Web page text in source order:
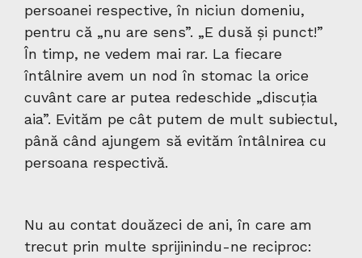
persoanei respective, în niciun domeniu,
pentru că „nu are sens”. „E dusă și punct!”
În timp, ne vedem mai rar. La fiecare
întâlnire avem un nod în stomac la orice
cuvânt care ar putea redeschide „discuția
aia”. Evităm pe cât putem de mult subiectul,
până când ajungem să evităm întâlnirea cu
persoana respectivă.
Nu au contat douăzeci de ani, în care am
trecut prin multe sprijinindu-ne reciproc: